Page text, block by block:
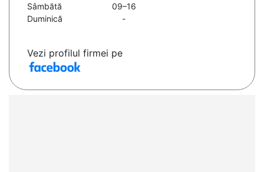
Sâmbătă
09–16
Duminică
-
Vezi profilul firmei pe